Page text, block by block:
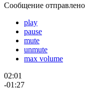
Сообщение отправлено
play
pause
mute
unmute
max volume
02:01
-01:27